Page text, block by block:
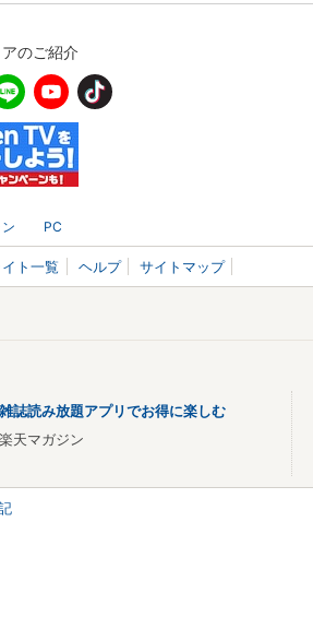
のご紹介
PC
ト一覧 ヘルプ サイトマップ
雑誌読み放題アプリでお得に楽しむ
楽天マガジン